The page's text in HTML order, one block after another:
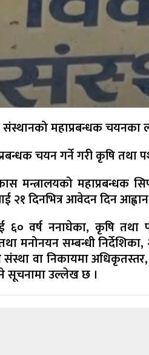
महाप्रबन्धक चयनका
चयन गर्ने गरी कृषि तथा
मन्त्रालयको महाप्रबन्धक
२१ दिनभित्र आवेदन दिन
वर्ष ननाघेका, कृषि तथा
मनोनयन सम्बन्धी
संस्था वा निकायमा
सूचनामा उल्लेख छ ।